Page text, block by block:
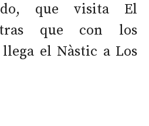
que visita El
que con los
el Nàstic a Los